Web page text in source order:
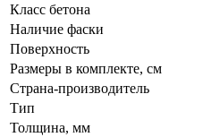
Класс бетона
Наличие фаски
Поверхность
Размеры в комплекте, см
Страна-производитель
Тип
Толщина, мм